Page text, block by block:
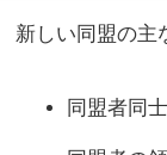
新しい同盟の
同盟者同